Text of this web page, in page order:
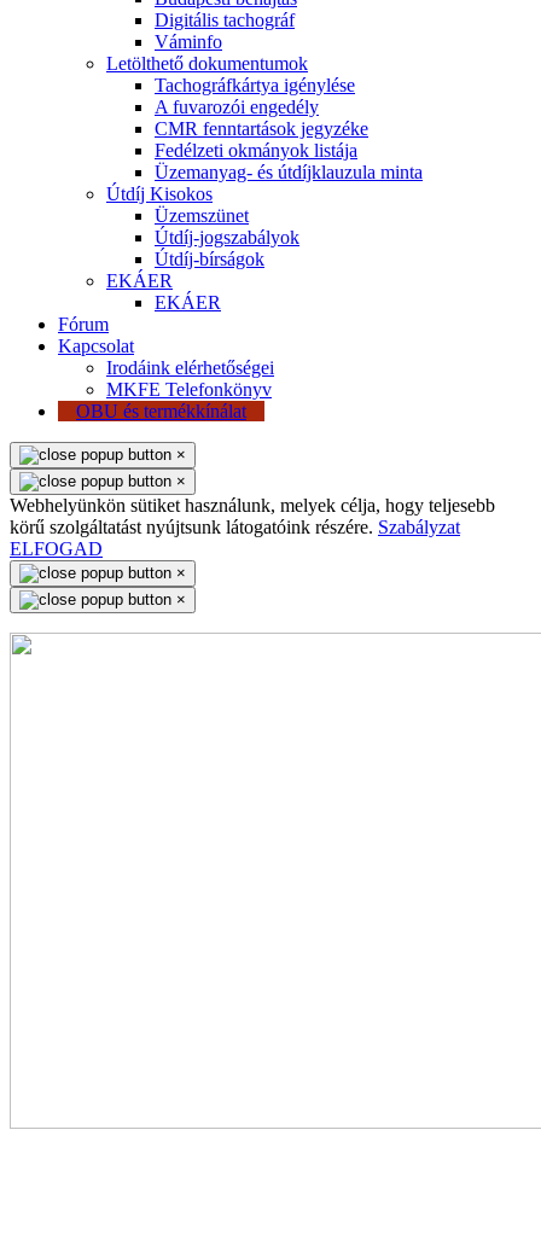
Digitális tachográf
Váminfo
Letölthető dokumentumok
Tachográfkártya igénylése
A fuvarozói engedély
CMR fenntartások jegyzéke
Fedélzeti okmányok listája
Üzemanyag- és útdíjklauzula minta
Útdíj Kisokos
Üzemszünet
Útdíj-jogszabályok
Útdíj-bírságok
EKÁER
EKÁER
Fórum
Kapcsolat
Irodáink elérhetőségei
MKFE Telefonkönyv
OBU és termékkínálat
×
×
Webhelyünkön sütiket használunk, melyek célja, hogy teljesebb
körű szolgáltatást nyújtsunk látogatóink részére. Szabályzat
ELFOGAD
×
×